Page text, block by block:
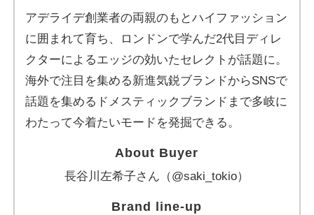
アデライデ創業者の両親のもとハイファッション
に囲まれて育ち、ロンドンで学んだ2代目ディレ
クターによるエッジの効いたセレクトが話題に。
海外で注目を集める新進気鋭ブランドからSNSで
話題を集めるドメスティックブランドまで多岐に
わたって今着たいモードを発掘できる。
About Buyer
長谷川左希子さん（@saki_tokio）
Brand line-up